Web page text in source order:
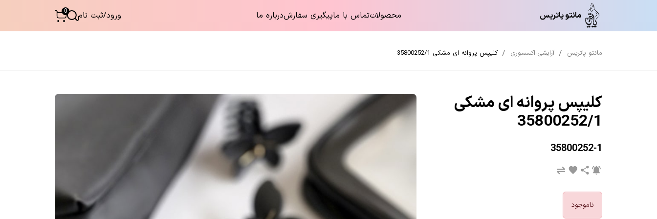
مانتو پاتریس محصولاتتماس با ماپیگیری سفارشدرباره ما ورود/ثبت نام 0
مانتو پاتریس آرایشی-اکسسوری کلیپس پروانه ای مشکی 35800252/1
کلیپس پروانه ای مشکی
35800252/1
35800252-1
ناموجود